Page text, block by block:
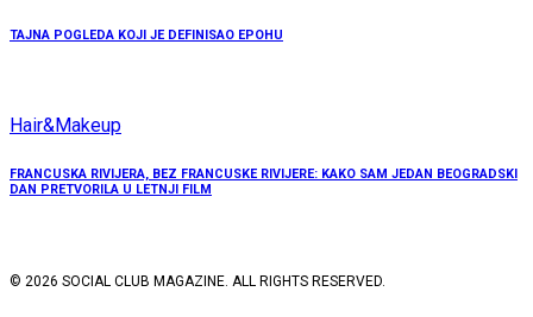
TAJNA POGLEDA KOJI JE DEFINISAO EPOHU
Hair&Makeup
FRANCUSKA RIVIJERA, BEZ FRANCUSKE RIVIJERE: KAKO SAM JEDAN BEOGRADSKI
DAN PRETVORILA U LETNJI FILM
© 2026 SOCIAL CLUB MAGAZINE. ALL RIGHTS RESERVED.